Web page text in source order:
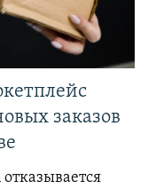
заказов